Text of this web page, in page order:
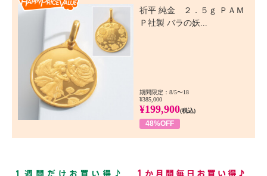
祈平 純金 ２．５ｇ ＰＡＭ
Ｐ社製 バラの妖...
期間限定：8/5〜18
¥385,000
¥199,900(税込)
48%OFF